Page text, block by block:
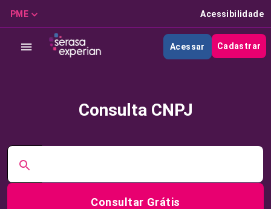
PME Acessibilidade
Acessar Cadastrar
Consulta CNPJ
Consultar Grátis